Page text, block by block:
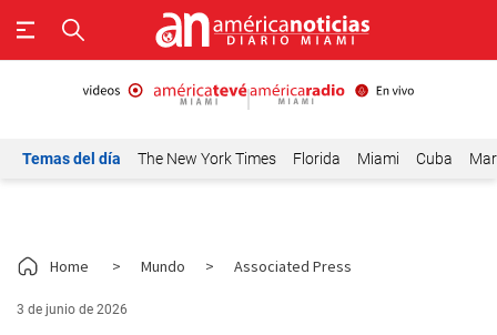
Temas del día The New York Times Florida Miami Cuba
Home > Mundo > Associated Press
3 de junio de 2026